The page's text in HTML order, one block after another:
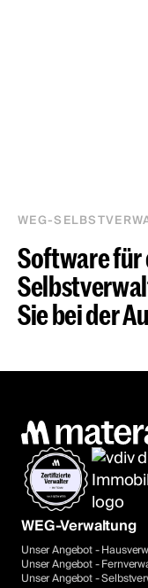
WEG-
Software für
Sie bei der
WEG-Verwaltung
Unser Angebot -
Unser Angebot -
Unser Angebot -